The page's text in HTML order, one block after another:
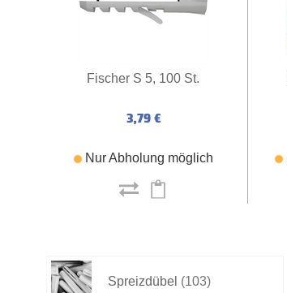
Fischer S 5, 100 St.
3,79 €
Nur Abholung möglich
Spreizdübel (103)